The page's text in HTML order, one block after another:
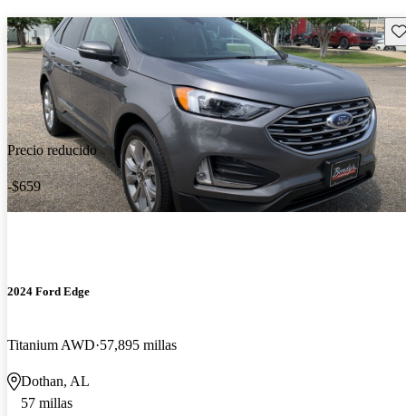
Precio reducido
-$659
2024 Ford Edge
Titanium AWD 57,895 millas
Dothan, AL
57 millas